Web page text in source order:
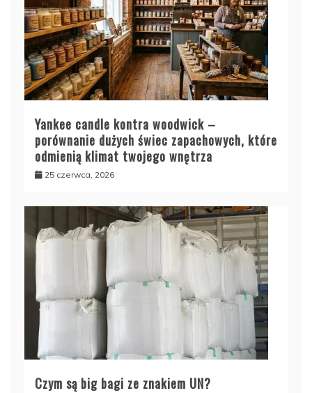
Yankee candle kontra woodwick –
porównanie dużych świec zapachowych, które
odmienią klimat twojego wnętrza
25 czerwca, 2026
Czym są big bagi ze znakiem UN?